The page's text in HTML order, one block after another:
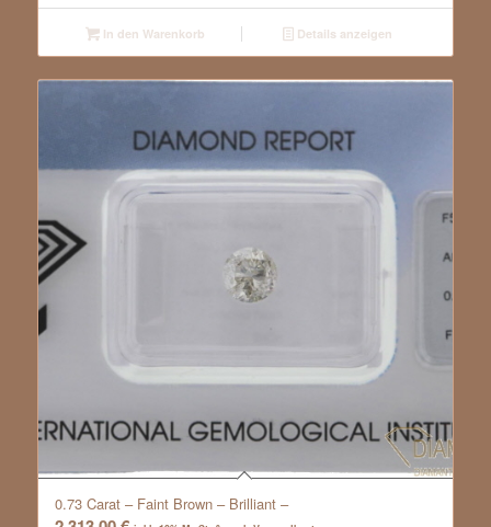
In den Warenkorb Details anzeigen
0.73 Carat – Faint Brown – Brilliant –